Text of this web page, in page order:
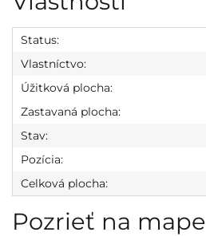
Status:
Vlastníctvo:
Úžitková plocha:
Zastavaná plocha:
Stav:
Pozícia:
Celková plocha:
Pozrieť na mape